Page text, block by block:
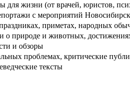
для жизни (от врачей, юристов,
с мероприятий
приметах, народных
о природе и животных,
и обзоры
проблемах, критические
тексты